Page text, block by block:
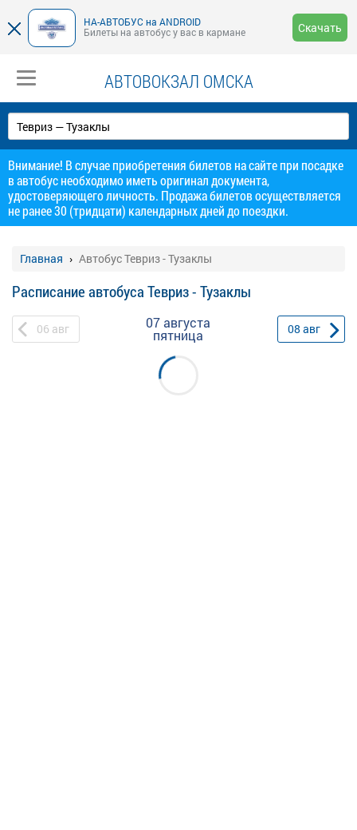
НА-АВТОБУС на ANDROID
Билеты на автобус у вас в кармане
Скачать
АВТОВОКЗАЛ ОМСКА
Внимание! В случае приобретения билетов на сайте при посадке
в автобус необходимо иметь оригинал документа,
удостоверяющего личность. Продажа билетов осуществляется
не ранее 30 (тридцати) календарных дней до поездки.
Главная Автобус Тевриз - Тузаклы
Расписание автобуса Тевриз - Тузаклы
06 авг 07 августа
пятница 08 авг